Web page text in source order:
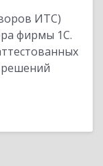
ИТС)
фирмы 1С.
решений